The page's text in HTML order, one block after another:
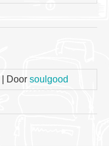
| Door soulgood